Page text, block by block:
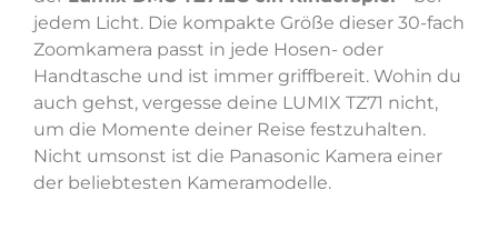
jedem Licht. Die kompakte Größe dieser 30-fach
Zoomkamera passt in jede Hosen- oder
Handtasche und ist immer griffbereit. Wohin du
auch gehst, vergesse deine LUMIX TZ71 nicht,
um die Momente deiner Reise festzuhalten.
Nicht umsonst ist die Panasonic Kamera einer
der beliebtesten Kameramodelle.